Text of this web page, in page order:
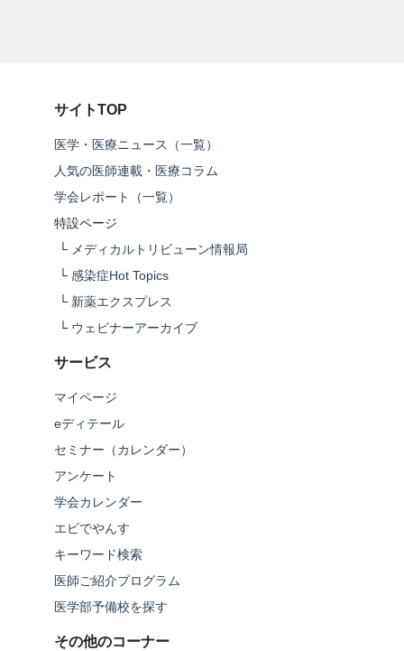
サイトTOP
医学・医療ニュース（一覧）
人気の医師連載・医療コラム
学会レポート（一覧）
特設ページ
└ メディカルトリビューン情報局
└ 感染症Hot Topics
└ 新薬エクスプレス
└ ウェビナーアーカイブ
サービス
マイページ
eディテール
セミナー（カレンダー）
アンケート
学会カレンダー
エビでやんす
キーワード検索
医師ご紹介プログラム
医学部予備校を探す
その他のコーナー